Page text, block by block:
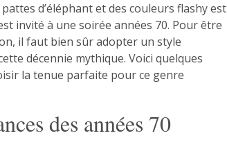
pattes d’éléphant et des couleurs flashy est
invité à une soirée années 70. Pour être
il faut bien sûr adopter un style
décennie mythique. Voici quelques
la tenue parfaite pour ce genre
des années 70